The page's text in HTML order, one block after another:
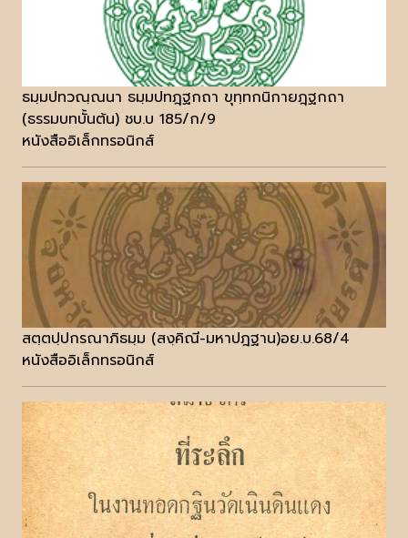
ธมฺมปทวณฺณนา ธมฺมปทฎฺฐกถา ขุทฺทกนิกายฎฺฐกถา
(ธรรมบทบั้นต้น) ชบ.บ 185/ก/9
หนังสืออิเล็กทรอนิกส์
สตฺตปฺปกรณาภิธมฺม (สงฺคิณี-มหาปฎฐาน)อย.บ.68/4
หนังสืออิเล็กทรอนิกส์